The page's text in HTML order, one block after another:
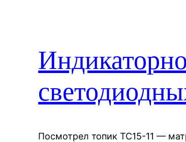
Посмотрел топик TC15-11 —